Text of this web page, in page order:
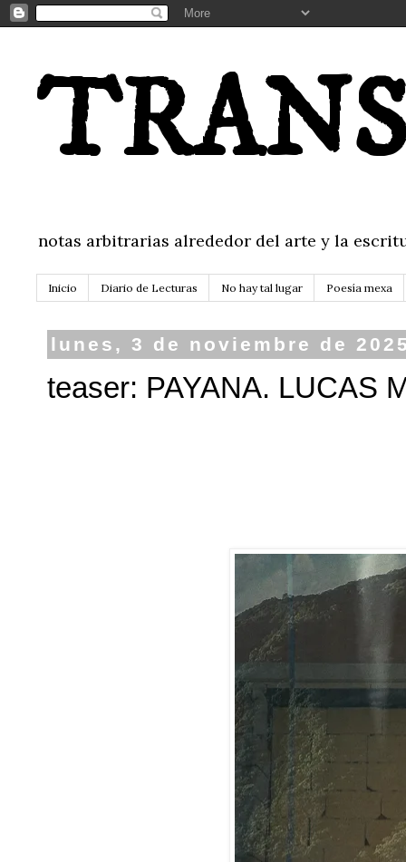
notas arbitrarias alrededor del arte y la
Inicio Diario de Lecturas No hay tal lugar Poesía mexa
lunes, 3 de noviembre de
teaser: PAYANA. LUCAS